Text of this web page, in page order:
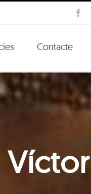
Contacte